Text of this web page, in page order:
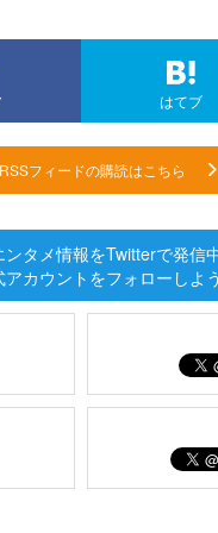
はてブ
フィードの購読はこちら
ンタメ情報をTwitterで発信
カウントをフォローしよ